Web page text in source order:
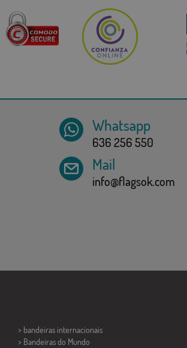
Whatsapp
636 256 550
Mail
info@flagsok.com
> bandeiras internacionais
> Bandeiras do Mundo